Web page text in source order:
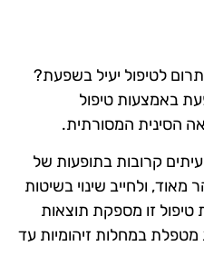
לטיפול יעיל בשפעת?
באמצעות טיפול
הסינית המסורתית.
קרובות בתופעות של
ולחייב שינוי בשיטות
זו מספקת תוצאות
מטפלת במחלות זיהומיות עד